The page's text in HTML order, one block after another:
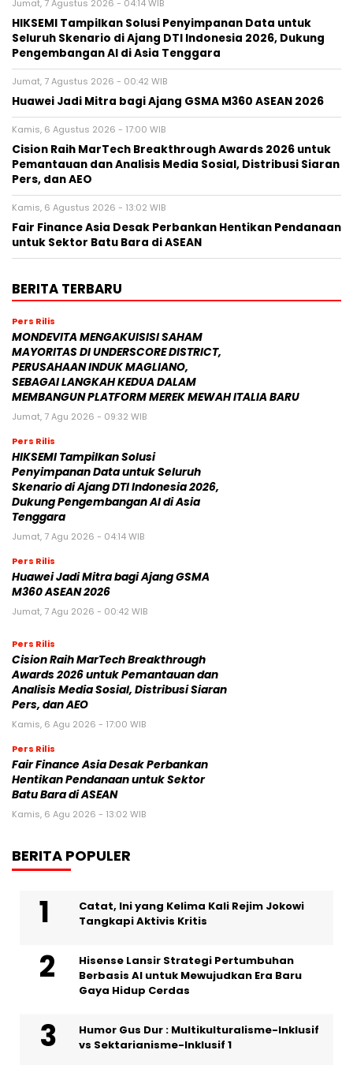
Jumat, 7 Agustus 2026 - 04:14 WIB
HIKSEMI Tampilkan Solusi Penyimpanan Data untuk
Seluruh Skenario di Ajang DTI Indonesia 2026, Dukung
Pengembangan AI di Asia Tenggara
Jumat, 7 Agustus 2026 - 00:42 WIB
Huawei Jadi Mitra bagi Ajang GSMA M360 ASEAN 2026
Kamis, 6 Agustus 2026 - 17:00 WIB
Cision Raih MarTech Breakthrough Awards 2026 untuk
Pemantauan dan Analisis Media Sosial, Distribusi Siaran
Pers, dan AEO
Kamis, 6 Agustus 2026 - 13:02 WIB
Fair Finance Asia Desak Perbankan Hentikan Pendanaan
untuk Sektor Batu Bara di ASEAN
BERITA TERBARU
Pers Rilis
MONDEVITA MENGAKUISISI SAHAM
MAYORITAS DI UNDERSCORE DISTRICT,
PERUSAHAAN INDUK MAGLIANO,
SEBAGAI LANGKAH KEDUA DALAM
MEMBANGUN PLATFORM MEREK MEWAH ITALIA BARU
Jumat, 7 Agu 2026 - 09:32 WIB
Pers Rilis
HIKSEMI Tampilkan Solusi
Penyimpanan Data untuk Seluruh
Skenario di Ajang DTI Indonesia 2026,
Dukung Pengembangan AI di Asia
Tenggara
Jumat, 7 Agu 2026 - 04:14 WIB
Pers Rilis
Huawei Jadi Mitra bagi Ajang GSMA
M360 ASEAN 2026
Jumat, 7 Agu 2026 - 00:42 WIB
Pers Rilis
Cision Raih MarTech Breakthrough
Awards 2026 untuk Pemantauan dan
Analisis Media Sosial, Distribusi Siaran
Pers, dan AEO
Kamis, 6 Agu 2026 - 17:00 WIB
Pers Rilis
Fair Finance Asia Desak Perbankan
Hentikan Pendanaan untuk Sektor
Batu Bara di ASEAN
Kamis, 6 Agu 2026 - 13:02 WIB
BERITA POPULER
Catat, Ini yang Kelima Kali Rejim Jokowi
Tangkapi Aktivis Kritis
Hisense Lansir Strategi Pertumbuhan
Berbasis AI untuk Mewujudkan Era Baru
Gaya Hidup Cerdas
Humor Gus Dur : Multikulturalisme-Inklusif
vs Sektarianisme-Inklusif 1